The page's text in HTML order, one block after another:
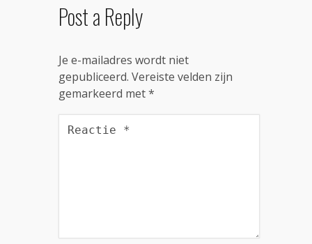
Post a Reply
Je e-mailadres wordt niet
gepubliceerd. Vereiste velden zijn
gemarkeerd met*